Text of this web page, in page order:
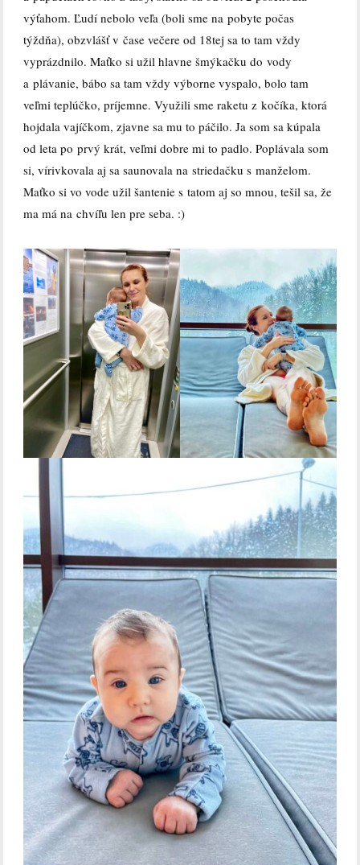
výťahom. Ľudí nebolo veľa (boli sme na pobyte počas
týždňa), obzvlášť v čase večere od 18tej sa to tam vždy
vyprázdnilo. Maťko si užil hlavne šmýkačku do vody
a plávanie, bábo sa tam vždy výborne vyspalo, bolo tam
veľmi teplúčko, príjemne. Využili sme raketu z kočíka, ktorá
hojdala vajíčkom, zjavne sa mu to páčilo. Ja som sa kúpala
od leta po prvý krát, veľmi dobre mi to padlo. Poplávala som
si, vírivkovala aj sa saunovala na striedačku s manželom.
Maťko si vo vode užil šantenie s tatom aj so mnou, tešil sa, že
ma má na chvíľu len pre seba. :)